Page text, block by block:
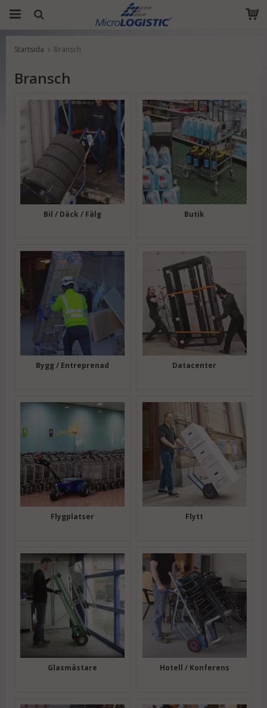
Produkten har blivit tillagd i varukorgen
Startsida Bransch
Bransch
Bil / Däck / Fälg Butik
Bygg / Entreprenad Datacenter
Flygplatser Flytt
Glasmästare Hotell / Konferens